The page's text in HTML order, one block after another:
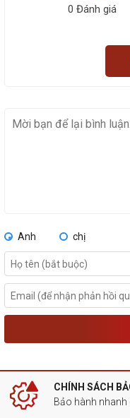
0 Đánh giá
Anh chị
CHÍNH SÁCH
Bảo hành